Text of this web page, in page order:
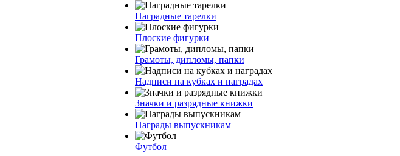
Наградные тарелки
Плоские фигурки
Грамоты, дипломы, папки
Надписи на кубках и наградах
Значки и разрядные книжки
Награды выпускникам
Футбол